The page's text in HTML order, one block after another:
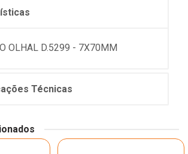
OLHAL D.5299 - 7X70MM
Técnicas